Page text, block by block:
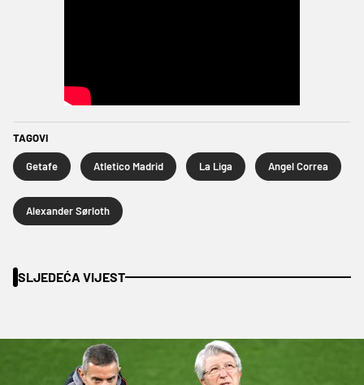
TAGOVI
Getafe Atletico Madrid La Liga Angel Correa
Alexander Sørloth
SLJEDEĆA VIJEST